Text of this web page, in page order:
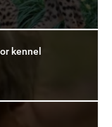
kennel